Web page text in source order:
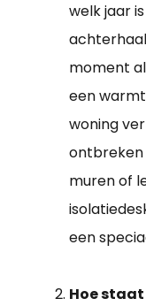
welk jaar
moment
een
woning
ontbreken
muren of
een
Hoe